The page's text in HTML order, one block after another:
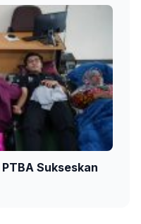
Sukseskan